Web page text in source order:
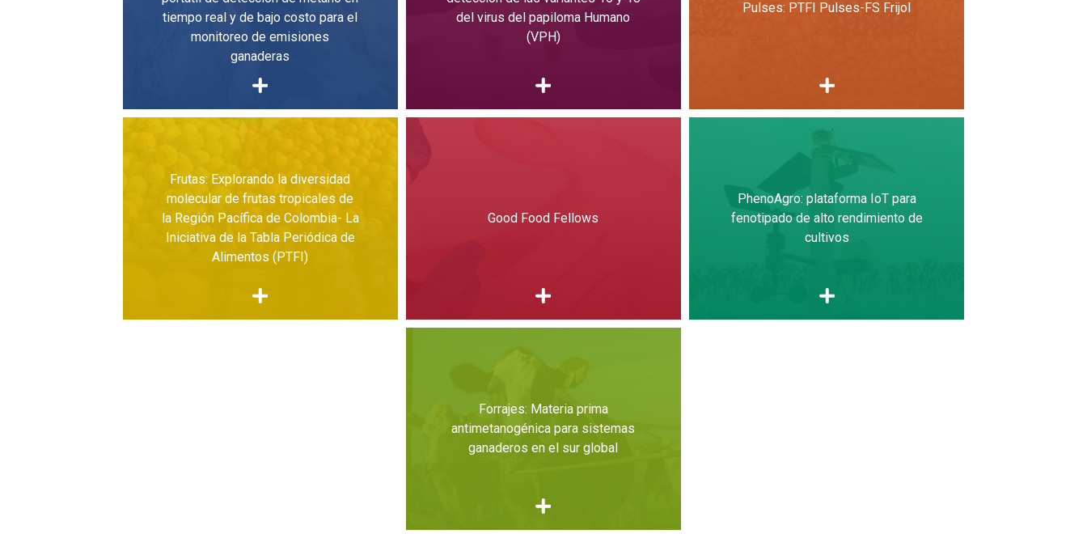
tiempo real y de bajo costo para el
monitoreo de emisiones
ganaderas
del virus del papiloma Humano
(VPH)
Pulses: PTFI Pulses-FS Frijol
Frutas: Explorando la diversidad
molecular de frutas tropicales de
la Región Pacífica de Colombia- La
Iniciativa de la Tabla Periódica de
Alimentos (PTFI)
Good Food Fellows
PhenoAgro: plataforma IoT para
fenotipado de alto rendimiento de
cultivos
Forrajes: Materia prima
antimetanogénica para sistemas
ganaderos en el sur global